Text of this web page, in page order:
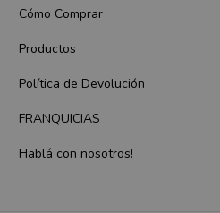
Cómo Comprar
Productos
Política de Devolución
FRANQUICIAS
Hablá con nosotros!